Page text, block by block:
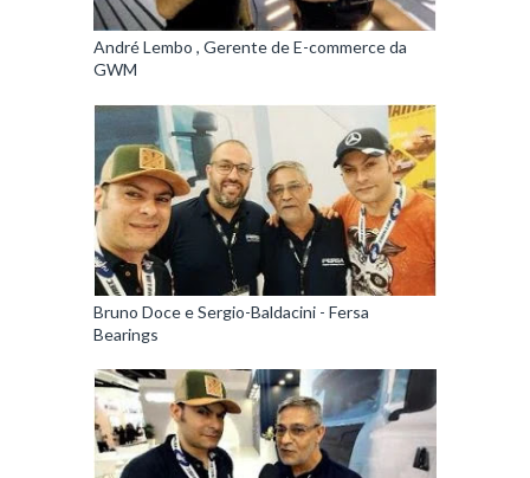
André Lembo , Gerente de E-commerce da
GWM
Bruno Doce e Sergio-Baldacini - Fersa
Bearings